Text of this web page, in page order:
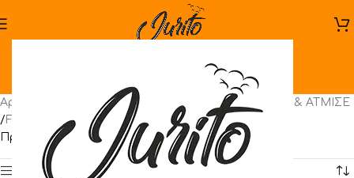
Gusto Premium
Αρχική σελίδα Ηλεκτρονικό Τσιγάρο
ΑΝΑΚΑΤΕΨΕ & ΑΤΜΙΣΕ
/Flavor Shots Omerta/Gusto Premium
Προβάλλονται όλα - 8 αποτελέσματα
Show sidebar